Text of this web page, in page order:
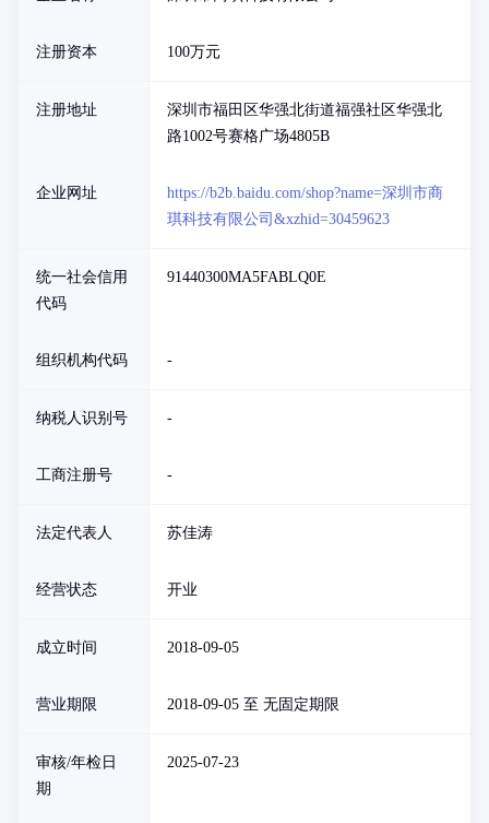
注册资本 100万元
注册地址
深圳市福田区华强北街道福强社区华强北
路1002号赛格广场4805B
企业网址
https://b2b.baidu.com/shop?name=深圳市商
琪科技有限公司&xzhid=30459623
统一社会信用
代码
91440300MA5FABLQ0E
组织机构代码 -
纳税人识别号 -
工商注册号 -
法定代表人 苏佳涛
经营状态 开业
成立时间 2018-09-05
营业期限 2018-09-05 至 无固定期限
审核/年检日
期
2025-07-23